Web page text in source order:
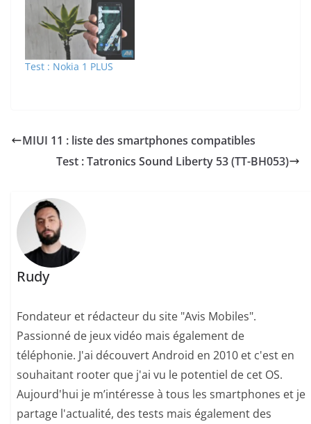
Test : Nokia 1 PLUS
MIUI 11 : liste des smartphones compatibles
Test : Tatronics Sound Liberty 53 (TT-BH053)
Rudy
Fondateur et rédacteur du site "Avis Mobiles".
Passionné de jeux vidéo mais également de
téléphonie. J'ai découvert Android en 2010 et c'est en
souhaitant rooter que j'ai vu le potentiel de cet OS.
Aujourd'hui je m’intéresse à tous les smartphones et je
partage l'actualité, des tests mais également des